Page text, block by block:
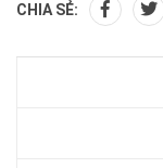
CHIA SẺ: